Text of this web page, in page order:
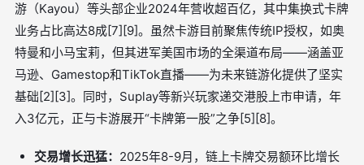
游（Kayou）等头部企业2024年营收超百亿，其中集换式卡牌
业务占比高达8成[7][9]。虽然卡游目前聚焦传统IP授权，如奥
特曼和小马宝莉，但其进军美国市场的全渠道布局——涵盖亚
马逊、Gamestop和TikTok直播——为未来链游化提供了坚实
基础[2][3]。同时，Suplay等新兴玩家递交港股上市申请，年
入3亿元，正与卡游展开“卡牌第一股”之争[5][8]。
交易增长迅猛： 2025年8-9月，链上卡牌交易额环比增长